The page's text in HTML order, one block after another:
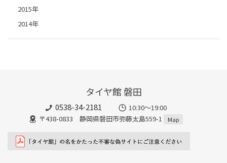
2015年
2014年
タイヤ館 磐田
0538-34-2181
10:30～19:00
〒438-0833 静岡県磐田市弥藤太島559-1
Map